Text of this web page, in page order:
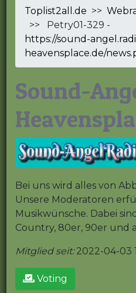
Toplist2all.de >>
>> Petry01-329 -
https://sound-
heavensplace.de/
Sound-
Bei uns wird alles von
Unsere Moderatoren
Musikwünsche. Dabei
Country, 80er, 90er und
Mitglied seit:2022-04-03
Voting